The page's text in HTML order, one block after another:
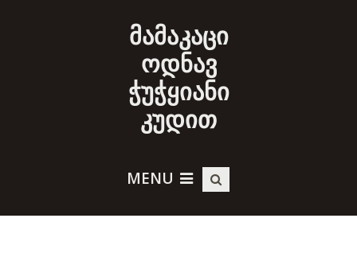
მამაკაცი
ოდნავ
ჭუჭყიანი
კუდით
MENU